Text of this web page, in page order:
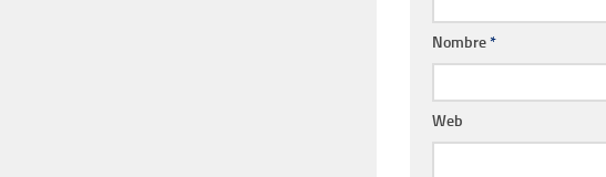
Nombre*
Web